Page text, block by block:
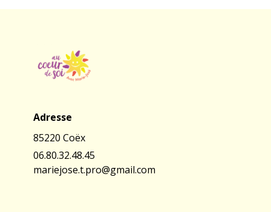
Adresse
85220 Coëx
06.80.32.48.45
mariejose.t.pro@gmail.com